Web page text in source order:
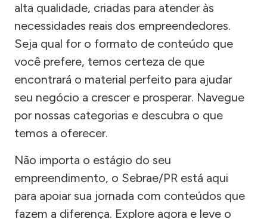
alta qualidade, criadas para atender às
necessidades reais dos empreendedores.
Seja qual for o formato de conteúdo que
você prefere, temos certeza de que
encontrará o material perfeito para ajudar
seu negócio a crescer e prosperar. Navegue
por nossas categorias e descubra o que
temos a oferecer.
Não importa o estágio do seu
empreendimento, o Sebrae/PR está aqui
para apoiar sua jornada com conteúdos que
fazem a diferença. Explore agora e leve o